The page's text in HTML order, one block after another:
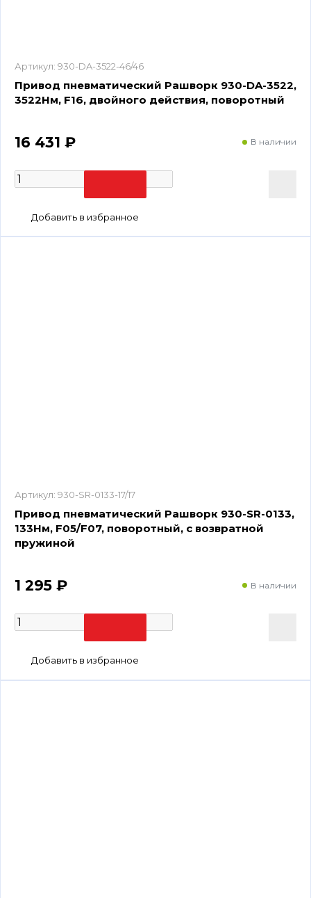
Артикул: 930-DA-3522-46/46
Привод пневматический Рашворк 930-DA-3522,
3522Нм, F16, двойного действия, поворотный
16 431 ₽ В наличии
Артикул: 930-SR-0133-17/17
Привод пневматический Рашворк 930-SR-0133,
133Нм, F05/F07, поворотный, с возвратной
пружиной
1 295 ₽ В наличии